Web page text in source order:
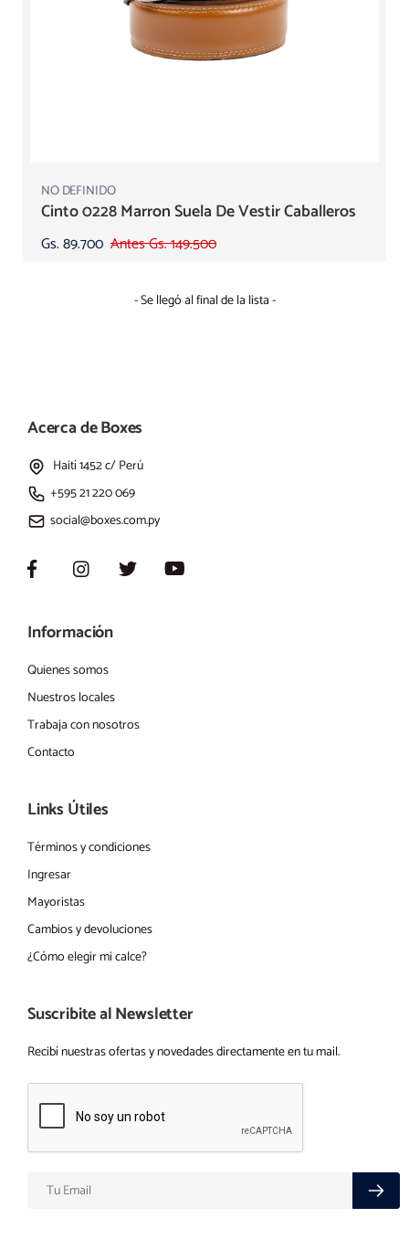
NO DEFINIDO
Cinto 0228 Marron Suela De Vestir Caballeros
Gs. 89.700 Antes Gs. 149.500
- Se llegó al final de la lista -
Acerca de Boxes
Haití 1452 c/ Perú
+595 21 220 069
social@boxes.com.py
Información
Quienes somos
Nuestros locales
Trabaja con nosotros
Contacto
Links Útiles
Términos y condiciones
Ingresar
Mayoristas
Cambios y devoluciones
¿Cómo elegir mi calce?
Suscribite al Newsletter
Recibí nuestras ofertas y novedades directamente en tu mail.